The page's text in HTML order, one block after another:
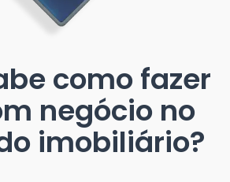
como fazer
negócio no
imobiliário?